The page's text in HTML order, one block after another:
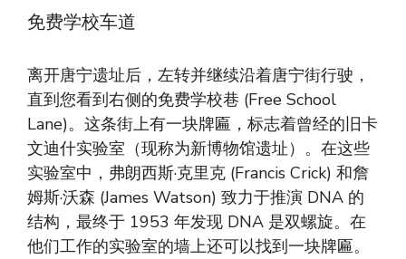
免费学校车道
离开唐宁遗址后，左转并继续沿着唐宁街行驶，
直到您看到右侧的免费学校巷 (Free School
Lane)。这条街上有一块牌匾，标志着曾经的旧卡
文迪什实验室（现称为新博物馆遗址）。在这些
实验室中，弗朗西斯·克里克 (Francis Crick) 和詹
姆斯·沃森 (James Watson) 致力于推演 DNA 的
结构，最终于 1953 年发现 DNA 是双螺旋。在
他们工作的实验室的墙上还可以找到一块牌匾。